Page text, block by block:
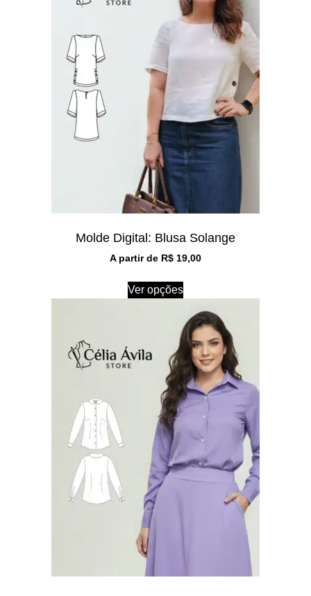
Molde Digital: Blusa Solange
A partir de R$ 19,00
Ver opções